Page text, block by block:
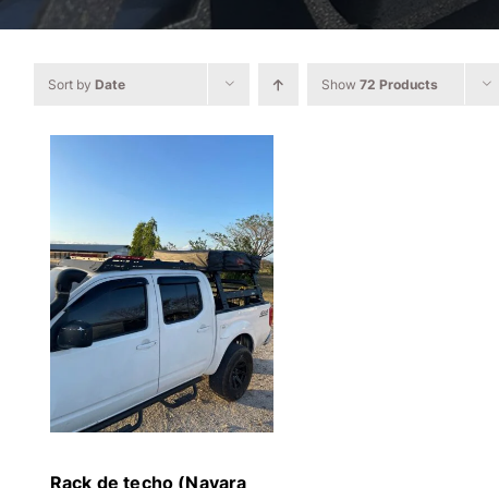
Sort by Date Show 72 Products
Rack de techo (Navara